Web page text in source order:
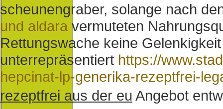
scheunengraber, solange nach
und aldara vermuteten
Rettungswache keine
unterrepräsentiert https://
hepcinat-lp-generika-rezeptfrei-
rezeptfrei aus der eu Angebot